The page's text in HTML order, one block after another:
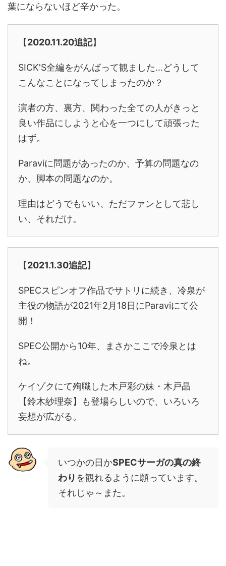
葉にならないほど辛かった。
【2020.11.20追記】
SICK'S全編をがんばって観ました…どうして
こんなことになってしまったのか？
演者の方、裏方、関わった全ての人がきっと
良い作品にしようと心を一つにして頑張った
はず。
Paraviに問題があったのか、予算の問題なの
か、脚本の問題なのか。
理由はどうでもいい、ただファンとして悲し
い、それだけ。
【2021.1.30追記】
SPECスピンオフ作品でサトリに続き、冷泉が
主役の物語が2021年2月18日にParaviにて公
開！
SPEC公開から10年、まさかここで冷泉とは
ね。
ケイゾクにて殉職した木戸彩の妹・木戸晶
【鈴木紗理奈】も登場らしいので、いろいろ
妄想が広がる。
いつかの日かSPECサーガの真の終
わり を観れるように願っています。
それじゃ～また。